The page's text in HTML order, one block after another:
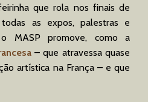
que rola nos finais de
as expos, palestras e
MASP promove, como a
– que atravessa quase
artística na França – e que